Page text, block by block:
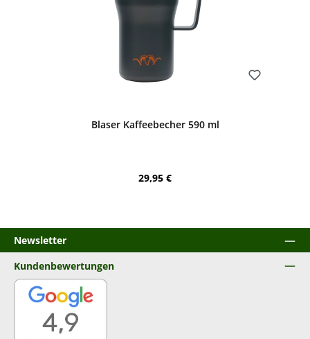
Blaser Kaffeebecher 590 ml
Regulärer Preis:
29,95 €
Newsletter
Kundenbewertungen